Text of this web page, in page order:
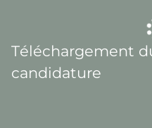
Téléchargement
candidature